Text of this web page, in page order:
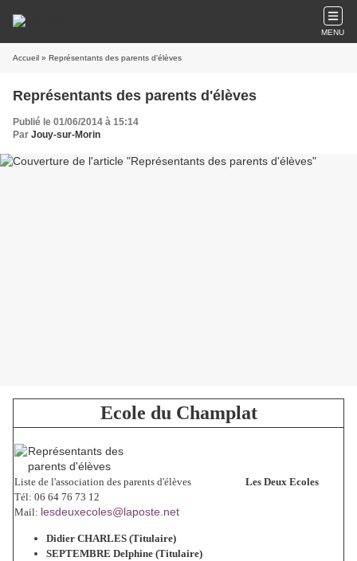
MENU
Accueil » Représentants des parents d'élèves
Représentants des parents d'élèves
Publié le 01/06/2014 à 15:14
Par Jouy-sur-Morin
Ecole du Champlat
Liste de l'association des parents d'élèves
Les Deux Ecoles
Tél: 06 64 76 73 12
Mail: lesdeuxecoles@laposte.net
Didier CHARLES (Titulaire)
SEPTEMBRE Delphine (Titulaire)